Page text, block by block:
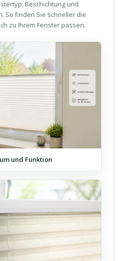
Beschichtung und
So finden Sie schneller die
zu Ihrem Fenster passen.
und Funktion